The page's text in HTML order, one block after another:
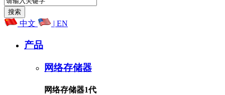
中文 | EN
产品
网络存储器
网络存储器1代